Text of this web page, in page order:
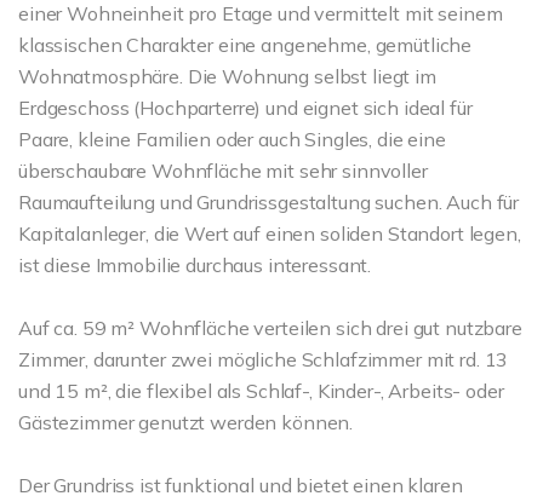
einer Wohneinheit pro Etage und vermittelt mit seinem
klassischen Charakter eine angenehme, gemütliche
Wohnatmosphäre. Die Wohnung selbst liegt im
Erdgeschoss (Hochparterre) und eignet sich ideal für
Paare, kleine Familien oder auch Singles, die eine
überschaubare Wohnfläche mit sehr sinnvoller
Raumaufteilung und Grundrissgestaltung suchen. Auch für
Kapitalanleger, die Wert auf einen soliden Standort legen,
ist diese Immobilie durchaus interessant.
Auf ca. 59 m² Wohnfläche verteilen sich drei gut nutzbare
Zimmer, darunter zwei mögliche Schlafzimmer mit rd. 13
und 15 m², die flexibel als Schlaf-, Kinder-, Arbeits- oder
Gästezimmer genutzt werden können.
Der Grundriss ist funktional und bietet einen klaren